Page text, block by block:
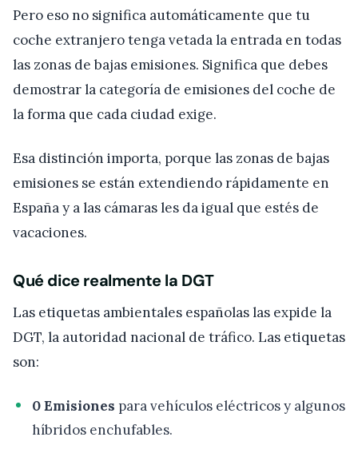
Pero eso no significa automáticamente que tu
coche extranjero tenga vetada la entrada en todas
las zonas de bajas emisiones. Significa que debes
demostrar la categoría de emisiones del coche de
la forma que cada ciudad exige.
Esa distinción importa, porque las zonas de bajas
emisiones se están extendiendo rápidamente en
España y a las cámaras les da igual que estés de
vacaciones.
Qué dice realmente la DGT
Las etiquetas ambientales españolas las expide la
DGT, la autoridad nacional de tráfico. Las etiquetas
son:
0 Emisiones para vehículos eléctricos y algunos
híbridos enchufables.